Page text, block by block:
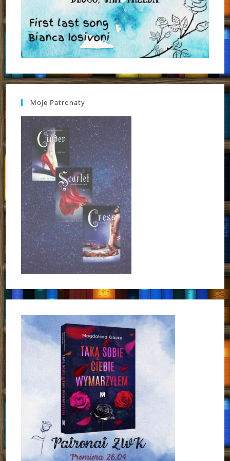
Moje Patronaty